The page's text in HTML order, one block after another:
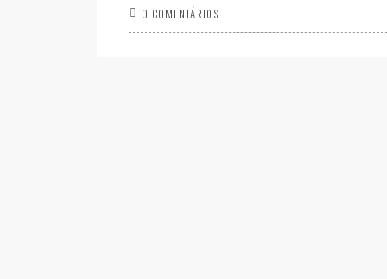
0 COMENTÁRIOS